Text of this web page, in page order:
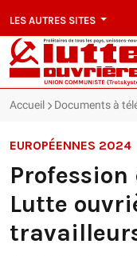
LES AUTRES SITES
Accueil Documents à
EUROPÉENNES 2024
Lutte